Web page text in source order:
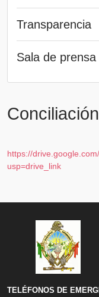
Transparencia
Sala de prensa
https://
usp=drive_link
TELÉFONOS DE